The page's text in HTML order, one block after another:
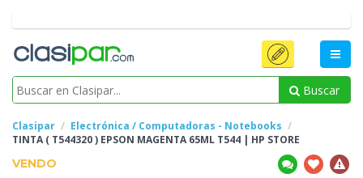
Buscar
Clasipar
Electrónica / Computadoras - Notebooks
TINTA ( T544320 ) EPSON MAGENTA 65ML T544 | HP STORE
VENDO